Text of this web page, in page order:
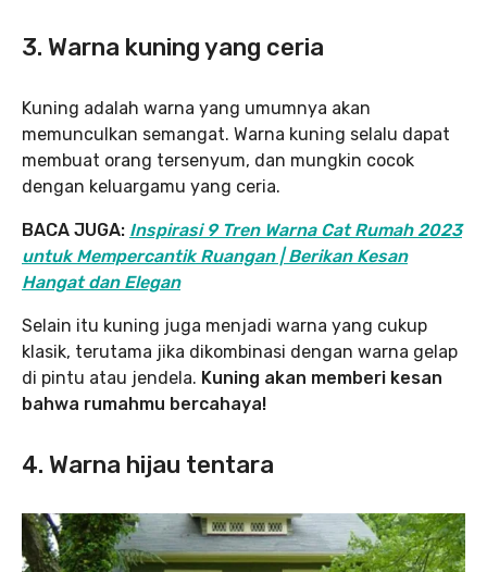
3. Warna kuning yang ceria
Kuning adalah warna yang umumnya akan
memunculkan semangat. Warna kuning selalu dapat
membuat orang tersenyum, dan mungkin cocok
dengan keluargamu yang ceria.
BACA JUGA: Inspirasi 9 Tren Warna Cat Rumah 2023
untuk Mempercantik Ruangan | Berikan Kesan
Hangat dan Elegan
Selain itu kuning juga menjadi warna yang cukup
klasik, terutama jika dikombinasi dengan warna gelap
di pintu atau jendela. Kuning akan memberi kesan
bahwa rumahmu bercahaya!
4. Warna hijau tentara